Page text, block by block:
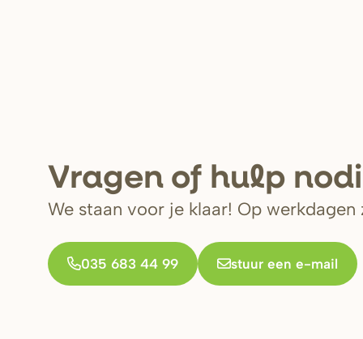
Vragen of hulp
We staan voor je klaar! Op
035 683 44 99 stuur een e-mail